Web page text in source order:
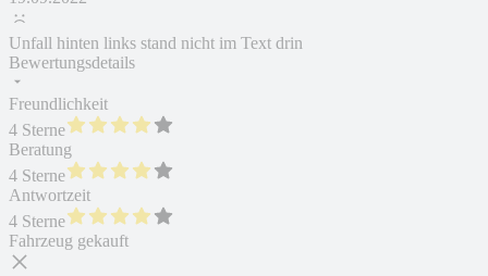
Unfall hinten links stand nicht im Text drin
Bewertungsdetails
Freundlichkeit
4 Sterne
Beratung
4 Sterne
Antwortzeit
4 Sterne
Fahrzeug gekauft